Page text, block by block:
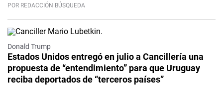
POR REDACCIÓN BÚSQUEDA
Donald Trump
Estados Unidos entregó en julio a Cancillería una
propuesta de “entendimiento” para que Uruguay
reciba deportados de “terceros países”